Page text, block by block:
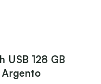
USB 128 GB
Argento